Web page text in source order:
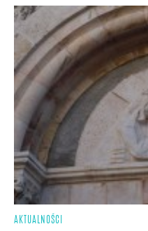
AKTUALNOŚCI